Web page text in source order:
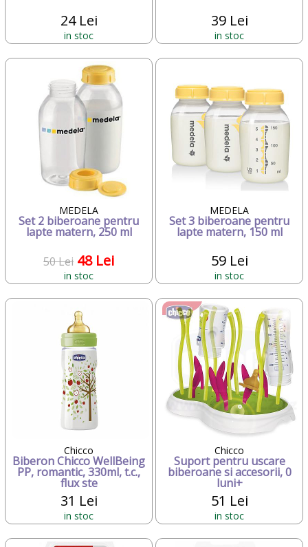
24 Lei
in stoc
39 Lei
in stoc
MEDELA
Set 2 biberoane pentru
lapte matern, 250 ml
50 Lei 48 Lei
in stoc
MEDELA
Set 3 biberoane pentru
lapte matern, 150 ml
59 Lei
in stoc
Chicco
Biberon Chicco WellBeing
PP, romantic, 330ml, t.c.,
flux ste
31 Lei
in stoc
Chicco
Suport pentru uscare
biberoane si accesorii, 0
luni+
51 Lei
in stoc